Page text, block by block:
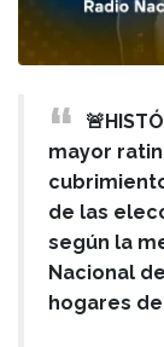
mayor
de las
según la
Nacional
hogares de